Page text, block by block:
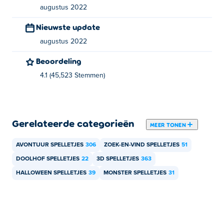
Horror Dungeon 3D is gemaakt door Studio Laaya. Dit is
Kan ik Horror Dungeon op mobiel en desktop
spelen?
augustus 2022
Nieuwste update
augustus 2022
Beoordeling
4.1 (45,523 Stemmen)
Gerelateerde categorieën MEER TONEN
AVONTUUR SPELLETJES 306 ZOEK-EN-VIND SPELLETJES 51
DOOLHOF SPELLETJES 22 3D SPELLETJES 363
HALLOWEEN SPELLETJES 39 MONSTER SPELLETJES 31